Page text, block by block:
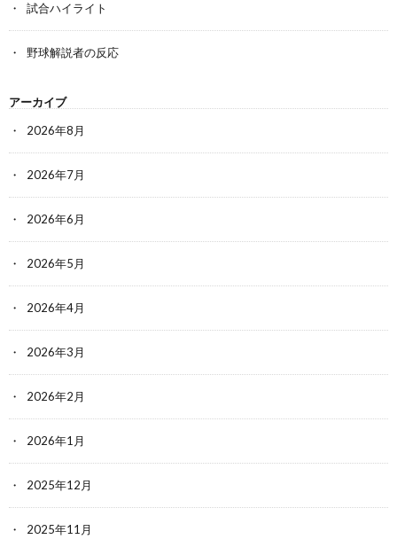
試合ハイライト
野球解説者の反応
アーカイブ
2026年8月
2026年7月
2026年6月
2026年5月
2026年4月
2026年3月
2026年2月
2026年1月
2025年12月
2025年11月